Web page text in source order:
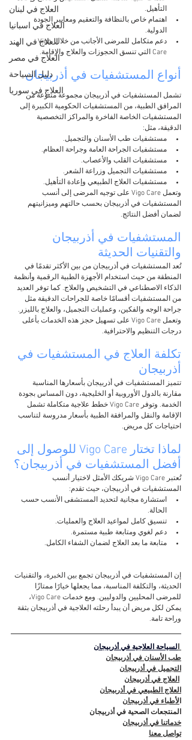
العلاج في لبنان
العلاج في اسبانيا
العلاج في الهند
العلاج في مصر
دليل السياحة
العلاج في سوريا
التأهيل.
اهتمام خاص بالنظافة والتعقيم ومعايير الجودة
الدولية.
دعم متكامل للمرضى الأجانب من خلال Vigo
Care التي تنسق الحجوزات والعلاج والإقامة.
أنواع المستشفيات في أذربيجان
تشمل المستشفيات في أذربيجان مجموعة متنوعة من
المرافق الطبية، من المستشفيات الحكومية الكبيرة إلى
المستشفيات الخاصة الفاخرة والمراكز التخصصية
الدقيقة، مثل:
مستشفيات طب الأسنان والتجميل.
مستشفيات الجراحة العامة وجراحة العظام.
مستشفيات القلب والأعصاب.
مستشفيات التجميل وزراعة الشعر.
مستشفيات العلاج الطبيعي وإعادة التأهيل.
وتعمل Vigo Care على توجيه المرضى إلى أنسب
المستشفيات في أذربيجان بحسب حالتهم وميزانيتهم
لضمان أفضل النتائج.
المستشفيات في أذربيجان
والتقنيات الحديثة
تُعد المستشفيات في أذربيجان من بين الأكثر تقدمًا في
المنطقة من حيث استخدام الأجهزة الطبية الرقمية وأنظمة
الذكاء الاصطناعي في التشخيص والعلاج. كما توفر العديد
من المستشفيات أقسامًا خاصة للجراحات الدقيقة مثل
جراحة الوجه والفكين، وعمليات التجميل، والعلاج بالليزر.
وتعمل Vigo Care على تسهيل حجز هذه الخدمات بأعلى
درجات التنظيم والاحترافية.
تكلفة العلاج في المستشفيات في
أذربيجان
تتميز المستشفيات في أذربيجان بأسعارها المناسبة
مقارنة بالدول الأوروبية أو الخليجية، دون المساس بجودة
الخدمة. وتوفر Vigo Care خطط علاجية متكاملة تشمل
الإقامة والنقل والمرافقة الطبية بأسعار مدروسة لتناسب
احتياجات كل مريض.
لماذا تختار Vigo Care للوصول إلى
أفضل المستشفيات في أذربيجان؟
تُعتبر Vigo Care شريكك الأمثل لاختيار أنسب
المستشفيات في أذربيجان، حيث تقدم:
استشارة مجانية لتحديد المستشفى الأنسب حسب
الحالة.
تنسيق كامل لمواعيد العلاج والعمليات.
دعم لغوي ومتابعة طبية مستمرة.
متابعة ما بعد العلاج لضمان الشفاء الكامل.
إن المستشفيات في أذربيجان تجمع بين الخبرة، والتقنيات
الحديثة، والتكلفة المناسبة، مما يجعلها خيارًا ممتازًا
للمرضى المحليين والدوليين. ومع خدمات Vigo Care،
يمكن لكل مريض أن يبدأ رحلته العلاجية في أذربيجان بثقة
وراحة تامة.
السياحة العلاجية في أذربيجان
طب الأسنان في أذربيجان
التجميل في أذربيجان
العلاج في أذربيجان
العلاج الطبيعي في أذربيجان
الأطباء في أذربيجان
المنتجعات الصحية في أذربيجان
خدماتنا في أذربيجان
تواصل معنا